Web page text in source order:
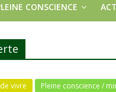
CONSCIENCE
vivre Pleine conscience /